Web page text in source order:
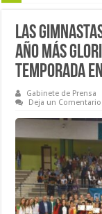
Las
año más
temporada
Gabinete de Prensa
Deja un Comentario